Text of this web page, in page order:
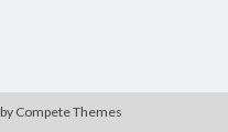
by Compete Themes